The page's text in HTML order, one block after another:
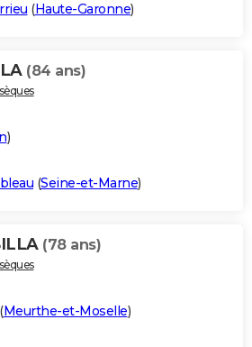
(Haute-Garonne)
(84 ans)
)
(Seine-et-Marne)
(78 ans)
Meurthe-et-Moselle)